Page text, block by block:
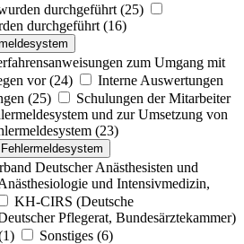
durchgeführt (25)
durchgeführt (16)
zum Umgang mit
vor(24)
Interne Auswertungen
(25)
Schulungen der Mitarbeiter
und zur Umsetzung von
(23)
Deutscher Anästhesisten und
und Intensivmedizin,
KH-CIRS (Deutsche
Pflegerat, Bundesärztekammer)
Sonstiges (6)